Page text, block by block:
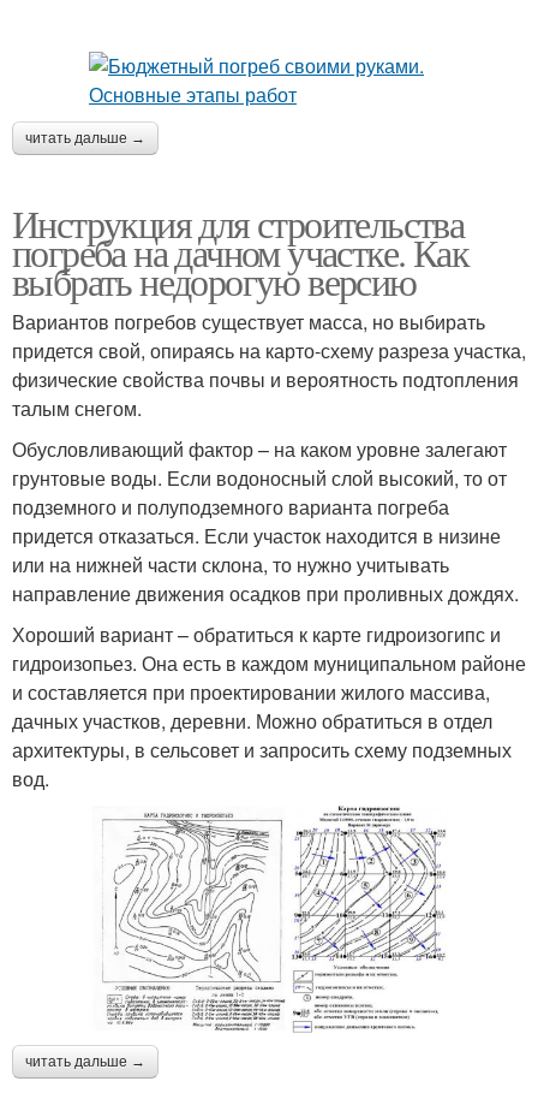
читать дальше →
Инструкция для строительства
погреба на дачном участке. Как
выбрать недорогую версию
Вариантов погребов существует масса, но выбирать
придется свой, опираясь на карто-схему разреза участка,
физические свойства почвы и вероятность подтопления
талым снегом.
Обусловливающий фактор – на каком уровне залегают
грунтовые воды. Если водоносный слой высокий, то от
подземного и полуподземного варианта погреба
придется отказаться. Если участок находится в низине
или на нижней части склона, то нужно учитывать
направление движения осадков при проливных дождях.
Хороший вариант – обратиться к карте гидроизогипс и
гидроизопьез. Она есть в каждом муниципальном районе
и составляется при проектировании жилого массива,
дачных участков, деревни. Можно обратиться в отдел
архитектуры, в сельсовет и запросить схему подземных
вод.
читать дальше →